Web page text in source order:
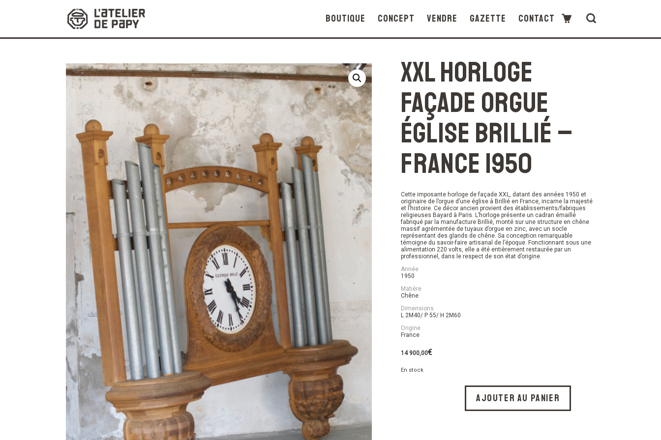
Boutique Concept Vendre Gazette Contact
XXL Horloge
façade orgue
église Brillié –
France 1950
Cette imposante horloge de façade XXL, datant des années 1950 et
originaire de l’orgue d’une église à Brillié en France, incarne la majesté
et l’histoire. Ce décor ancien provient des établissements/fabriques
religieuses Bayard à Paris. L’horloge présente un cadran émaillé
fabriqué par la manufacture Brillié, monté sur une structure en chêne
massif agrémentée de tuyaux d’orgue en zinc, avec un socle
représentant des glands de chêne. Sa conception remarquable
témoigne du savoir-faire artisanal de l’époque. Fonctionnant sous une
alimentation 220 volts, elle a été entièrement restaurée par un
professionnel, dans le respect de son état d’origine.
Année
1950
Matière
Chêne
Dimensions
L 2M40/ P 55/ H 2M60
Origine
France
14 900,00€
En stock
Ajouter au panier